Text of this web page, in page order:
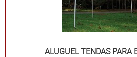
ALUGUEL TENDAS PARA